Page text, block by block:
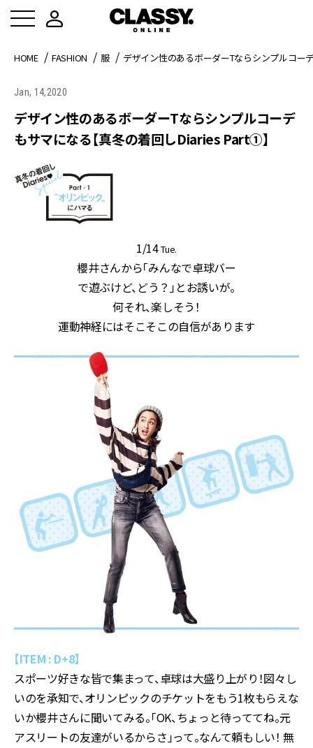
HOME FASHION 服 デザイン性のあるボーダーTならシンプルコ
Jan, 14,2020
デザイン性のあるボーダーTならシンプルコーデ
もサマになる【真冬の着回しDiaries Part①】
1/14Tue.
櫻井さんから「みんなで卓球バー
で遊ぶけど、どう？」とお誘いが。
何それ、楽しそう！
運動神経にはそこそこの自信があります
【ITEM : D+8】
スポーツ好きな皆で集まって、卓球は大盛り上がり！図々し
いのを承知で、オリンピックのチケットをもう1枚もらえな
いか櫻井さんに聞いてみる。「OK、ちょっと待っててね。元
アスリートの友達がいるからさ」って。なんて頼もしい！ 無